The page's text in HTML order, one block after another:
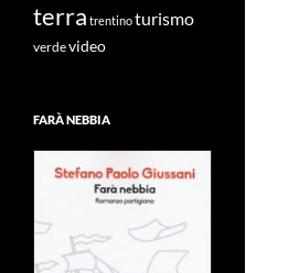
terra trentinoturismo
verdevideo
FARÀ NEBBIA